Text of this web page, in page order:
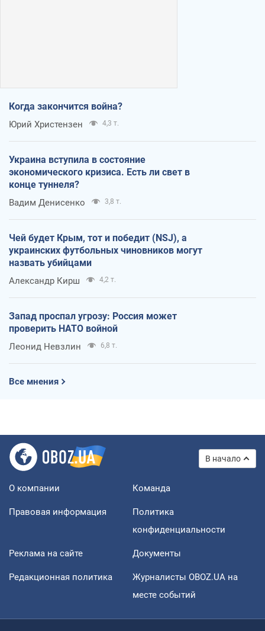
Когда закончится война?
Юрий Христензен 4,3 т.
Украина вступила в состояние
экономического кризиса. Есть ли свет в
конце туннеля?
Вадим Денисенко 3,8 т.
Чей будет Крым, тот и победит (NSJ), а
украинских футбольных чиновников могут
назвать убийцами
Александр Кирш 4,2 т.
Запад проспал угрозу: Россия может
проверить НАТО войной
Леонид Невзлин 6,8 т.
Все мнения
В начало
О компании Команда
Правовая информация
Политика
конфиденциальности
Реклама на сайте Документы
Редакционная политика
Журналисты OBOZ.UA на
месте событий